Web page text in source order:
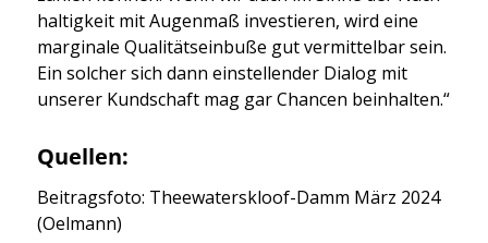
hal­tig­keit mit Augen­maß inves­tie­ren, wird eine
mar­gi­na­le Qua­li­täts­ein­bu­ße gut ver­mit­tel­bar sein.
Ein sol­cher sich dann ein­stel­len­der Dia­log mit
unse­rer Kund­schaft mag gar Chan­cen beinhal­ten.“
Quellen:
Bei­trags­fo­to: Thee­wa­ter­s­kloof-Damm März 2024
(Oel­mann)